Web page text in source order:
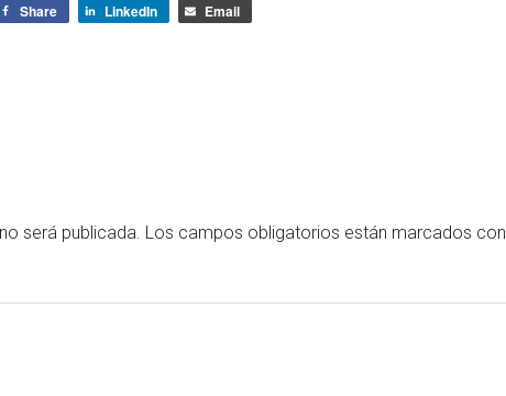
Share LinkedIn Email
será publicada. Los campos obligatorios están marcados con